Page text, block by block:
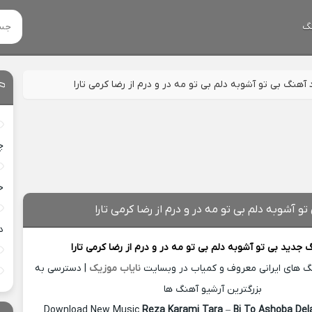
آهنگ بی تو آشوبه دلم بی تو مه در و درم از رضا کرمی تارا
آشوبه دلم بی تو مه در و درم از رضا کرمی تارا
جدیدبی تو آشوبه دلم بی تو مه در و درم از رضا کرمی تارا
های ایرانی معروف و کمیاب در وبسایتنایاب موزیک | دسترسی به
بزرگترین آرشیو آهنگ ها